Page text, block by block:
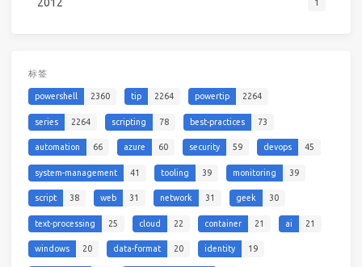
1
标签
powershell 2360 tip 2264 powertip 2264
series 2264 scripting 78 best-practices 73
automation 66 azure 60 security 59 devops 45
system-management 41 tooling 39 monitoring 39
script 38 web 31 network 31 geek 30
text-processing 25 cloud 22 container 21 ai 21
windows 20 data-format 20 identity 19